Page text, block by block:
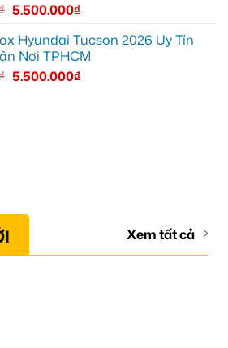
5.500.000₫
Hyundai Tucson 2026 Uy Tín
Nơi TPHCM
5.500.000₫
Xem tất cả